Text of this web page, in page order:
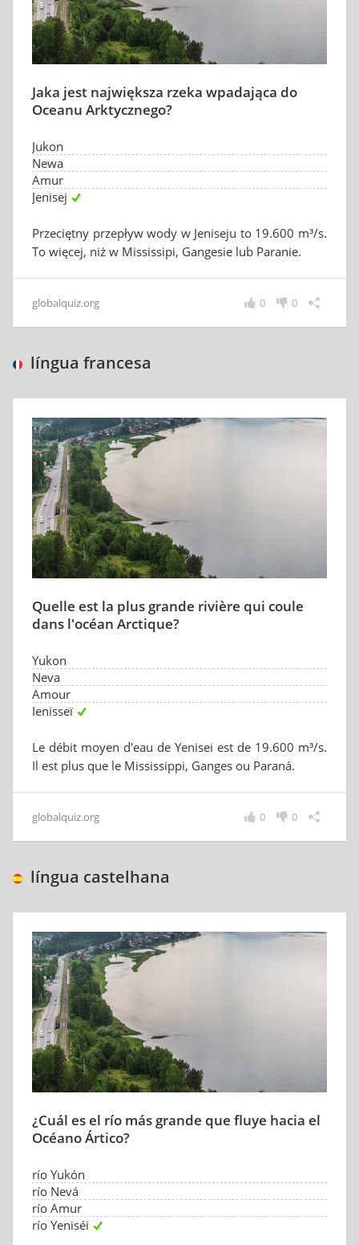
Jaka jest największa rzeka wpadająca do
Oceanu Arktycznego?
Jukon
Newa
Amur
Jenisej
Przeciętny przepływ wody w Jeniseju to 19.600 m³/s.
To więcej, niż w Mississipi, Gangesie lub Paranie.
globalquiz.org 0
0
língua francesa
Quelle est la plus grande rivière qui coule
dans l'océan Arctique?
Yukon
Neva
Amour
Ienisseï
Le débit moyen d'eau de Yenisei est de 19.600 m³/s.
Il est plus que le Mississippi, Ganges ou Paraná.
globalquiz.org 0
0
língua castelhana
¿Cuál es el río más grande que fluye hacia el
Océano Ártico?
río Yukón
río Nevá
río Amur
río Yeniséi